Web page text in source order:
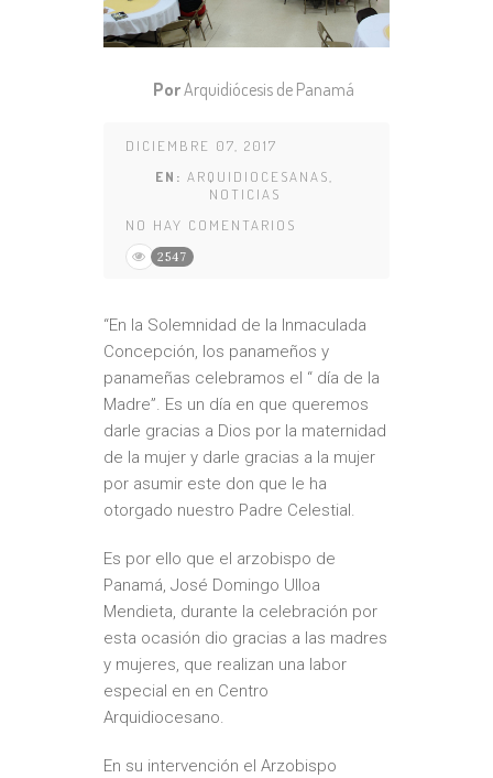
PorArquidiócesis de Panamá
DICIEMBRE 07, 2017
EN: ARQUIDIOCESANAS,
NOTICIAS
NO HAY COMENTARIOS
2547
“En la Solemnidad de la Inmaculada
Concepción, los panameños y
panameñas celebramos el “ día de la
Madre”. Es un día en que queremos
darle gracias a Dios por la maternidad
de la mujer y darle gracias a la mujer
por asumir este don que le ha
otorgado nuestro Padre Celestial.
Es por ello que el arzobispo de
Panamá, José Domingo Ulloa
Mendieta, durante la celebración por
esta ocasión dio gracias a las madres
y mujeres, que realizan una labor
especial en en Centro
Arquidiocesano.
En su intervención el Arzobispo